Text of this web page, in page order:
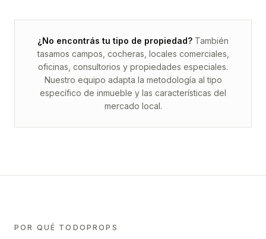
¿No encontrás tu tipo de propiedad? También
tasamos campos, cocheras, locales comerciales,
oficinas, consultorios y propiedades especiales.
Nuestro equipo adapta la metodología al tipo
específico de inmueble y las características del
mercado local.
POR QUÉ TODOPROPS